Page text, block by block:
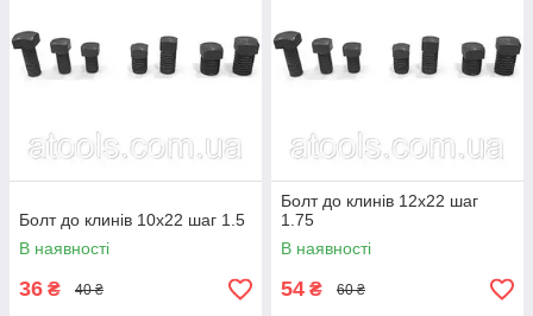
Болт до клинів 10x22 шаг 1.5
В наявності
36 ₴ 40 ₴
Болт до клинів 12x22 шаг
1.75
В наявності
54 ₴ 60 ₴